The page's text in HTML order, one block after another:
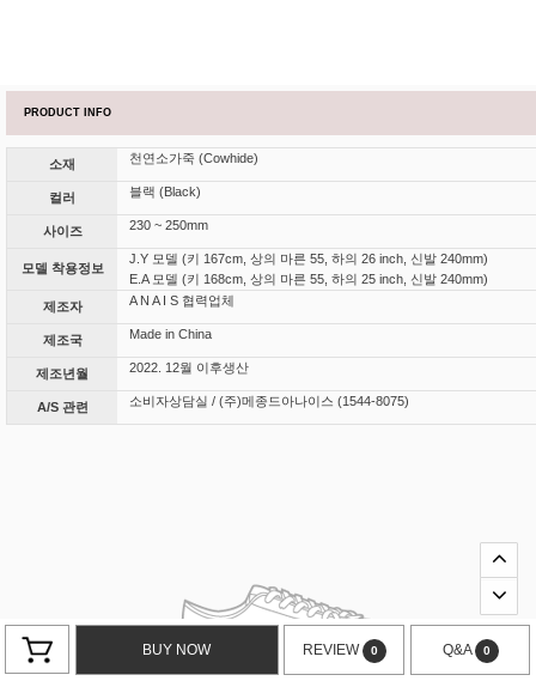
BUY NOW REVIEW 0 Q&A 0
PRODUCT INFO
소재 천연소가죽 (Cowhide)
컬러 블랙 (Black)
사이즈 230 ~ 250mm
모델 착용정보
J.Y 모델 (키 167cm, 상의 마른 55, 하의 26 inch, 신발 240mm)
E.A 모델 (키 168cm, 상의 마른 55, 하의 25 inch, 신발 240mm)
제조자
A N A I S 협력업체
제조국 Made in China
제조년월 2022. 12월 이후생산
A/S 관련 소비자상담실 / (주)메종드아나이스 (1544-8075)